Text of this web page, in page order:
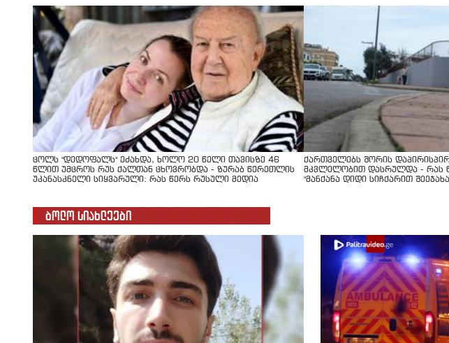
ცოლს "დედოფალს" ეძახდა, ხოლო 20 წელი თავისზე 46
წლით უმცროს რუს ქალთან ცხოვრობდა - ზურაბ წერეთლის
უკანასკნელი სიყვარული: რას წერს რუსული მედია
ქართველებს შორის
მკვლელობით დასრულდა - რას
"მანქანა დიდი სიჩქარით
ბოლო სიახლეები